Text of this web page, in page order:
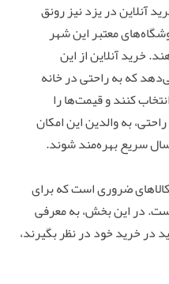
آنلاین در یزد نیز رونق
معتبر این شهر
خرید آنلاین از این
که به راحتی در خانه
کنند و قیمت‌ها را
به والدین این امکان
سریع بهره‌مند شوند.
ضروری است که برای
است. در این بخش، به معرفی
در خرید خود در نظر بگیرند،